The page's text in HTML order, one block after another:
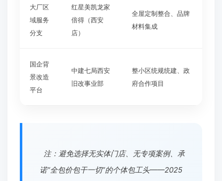
大厂区
域服务
分支
红星美凯龙家
倍得（西安
店）
全屋定制整合、品牌
材料集成
国企背
景改造
平台
中建七局西安
旧改事业部
整小区统规统建、政
府合作项目
注：避免选择无实体门店、无专项案例、承
诺“全包价包干一切”的个体包工头——2025